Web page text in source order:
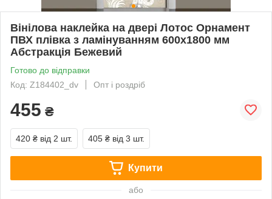
Вінілова наклейка на двері Лотос Орнамент
ПВХ плівка з ламінуванням 600х1800 мм
Абстракція Бежевий
Готово до відправки
Код: Z184402_dv
Опт і роздріб
455 ₴
420 ₴ від 2 шт. 405 ₴ від 3 шт.
Купити
або